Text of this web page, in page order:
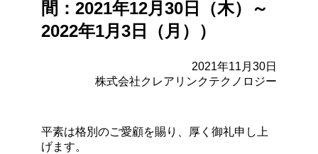
間：2021年12月30日（木）～
2022年1月3日（月））
2021年11月30日
株式会社クレアリンクテクノロジー
平素は格別のご愛顧を賜り、厚く御礼申し上
げます。